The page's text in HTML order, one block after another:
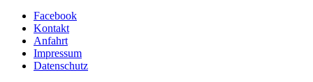
Facebook
Kontakt
Anfahrt
Impressum
Datenschutz